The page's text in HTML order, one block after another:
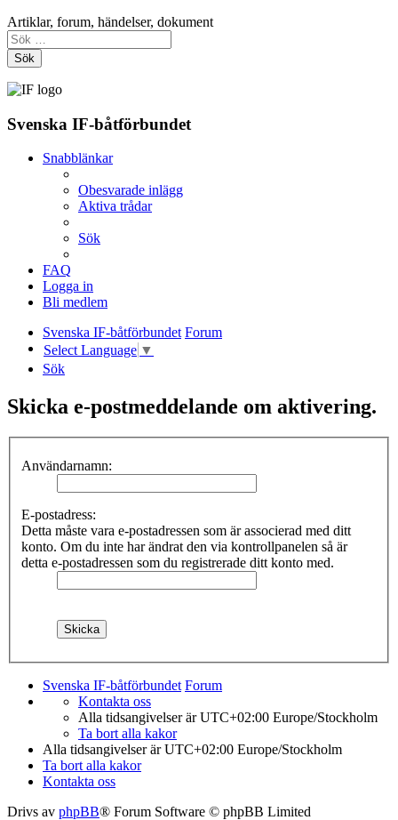
Artiklar, forum, händelser, dokument
Sök
Svenska IF-båtförbundet
Snabblänkar
Obesvarade inlägg
Aktiva trådar
Sök
FAQ
Logga in
Bli medlem
Svenska IF-båtförbundet Forum
Select Language ▼
Sök
Skicka e-postmeddelande om aktivering.
Användarnamn:
E-postadress:
Detta måste vara e-postadressen som är associerad med ditt
konto. Om du inte har ändrat den via kontrollpanelen så är
detta e-postadressen som du registrerade ditt konto med.
Svenska IF-båtförbundet Forum
Kontakta oss
Alla tidsangivelser är UTC+02:00 Europe/Stockholm
Ta bort alla kakor
Alla tidsangivelser är UTC+02:00 Europe/Stockholm
Ta bort alla kakor
Kontakta oss
Drivs av phpBB® Forum Software © phpBB Limited